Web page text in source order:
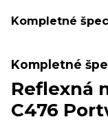
Kompletné
Kompletné
Reflexná
C476